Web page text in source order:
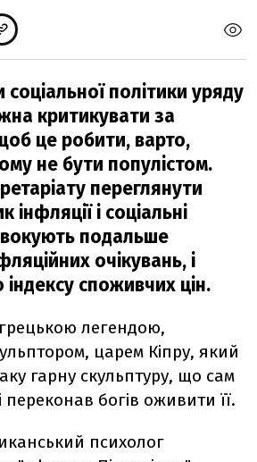
політики уряду
критикувати за
це робити, варто,
не бути популістом.
переглянути
інфляції і соціальні
подальше
очікувань, і
споживчих цін.
легендою,
царем Кіпру, який
гарну скульптуру, що сам
переконав богів оживити її.
психолог